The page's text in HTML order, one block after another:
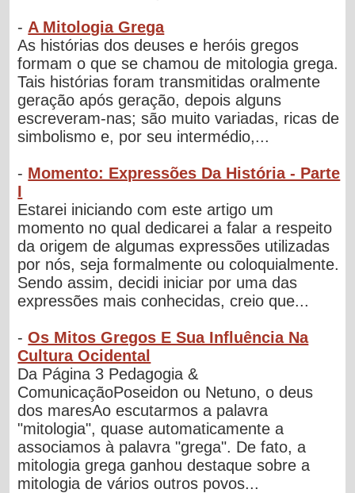
- A Mitologia Grega
As histórias dos deuses e heróis gregos
formam o que se chamou de mitologia grega.
Tais histórias foram transmitidas oralmente
geração após geração, depois alguns
escreveram-nas; são muito variadas, ricas de
simbolismo e, por seu intermédio,...
- Momento: Expressões Da História - Parte
I
Estarei iniciando com este artigo um
momento no qual dedicarei a falar a respeito
da origem de algumas expressões utilizadas
por nós, seja formalmente ou coloquialmente.
Sendo assim, decidi iniciar por uma das
expressões mais conhecidas, creio que...
-Os Mitos Gregos E Sua Influência Na
Cultura Ocidental
Da Página 3 Pedagogia &
ComunicaçãoPoseidon ou Netuno, o deus
dos maresAo escutarmos a palavra
"mitologia", quase automaticamente a
associamos à palavra "grega". De fato, a
mitologia grega ganhou destaque sobre a
mitologia de vários outros povos...